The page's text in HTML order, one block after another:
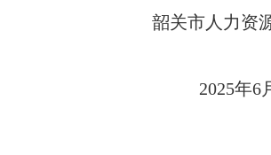
韶关市人力资
2025年6月